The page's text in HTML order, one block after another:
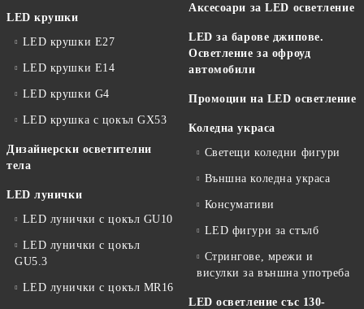
LED крушки
LED крушки E27
LED крушки E14
LED крушки G4
LED крушка с цокъл GX53
Дизайнерски осветителни
тела
LED лунички
LED лунички с цокъл GU10
LED лунички с цокъл
GU5.3
LED лунички с цокъл MR16
Аксесоари за LED осветление
LED за барове джипове.
Осветление за офроуд
автомобили
Промоции на LED осветление
Коледна украса
Светещи коледни фигури
Външна коледна украса
Консумативи
LED фигури за стълб
Стрингове, мрежи и
висулки за външна употреба
LED осветление със 130-